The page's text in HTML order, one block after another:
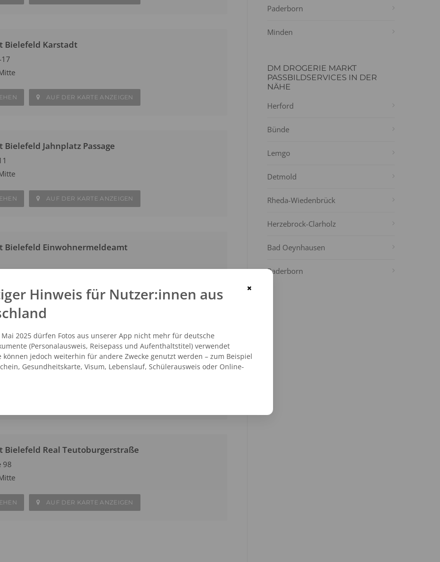
Bielefeld Karstadt
AUF DER KARTE ANZEIGEN
Jahnplatz Passage
AUF DER KARTE ANZEIGEN
Bielefeld Einwohnermeldeamt
AUF DER KARTE ANZEIGEN
Bielefeld Real Schweriner Str.
Bielefeld Real Teutoburgerstraße
98
AUF DER KARTE ANZEIGEN
Paderborn
Minden
DM DROGERIE MARKT
PASSBILDSERVICES IN DER
NÄHE
Herford
Bünde
Lemgo
Detmold
Rheda-Wiedenbrück
Herzebrock-Clarholz
Bad Oeynhausen
Paderborn
×
Hinweis für Nutzer:innen aus
Mai 2025 dürfen Fotos aus unserer App nicht mehr für deutsche
(Personalausweis, Reisepass und Aufenthaltstitel) verwendet
können jedoch weiterhin für andere Zwecke genutzt werden – zum Beispiel
Gesundheitskarte, Visum, Lebenslauf, Schülerausweis oder Online-